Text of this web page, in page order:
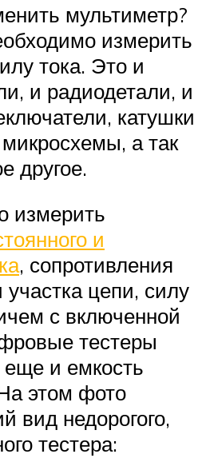
мультиметр?
измерить
тока. Это и
и радиодетали, и
катушки
а так
другое.
измерить
и
, сопротивления
цепи, силу
с включенной
тестеры
еще и емкость
этом фото
вид недорогого,
тестера: